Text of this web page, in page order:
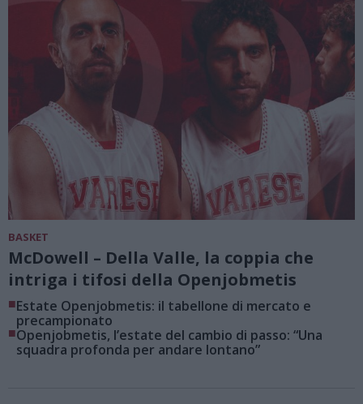
BASKET
McDowell – Della Valle, la coppia che
intriga i tifosi della Openjobmetis
■Estate Openjobmetis: il tabellone di mercato e
precampionato
■Openjobmetis, l’estate del cambio di passo: “Una
squadra profonda per andare lontano”